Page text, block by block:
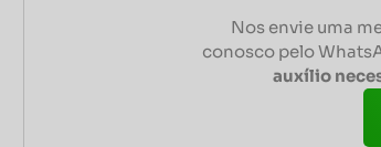
Nos envie uma
conosco pelo
auxílio